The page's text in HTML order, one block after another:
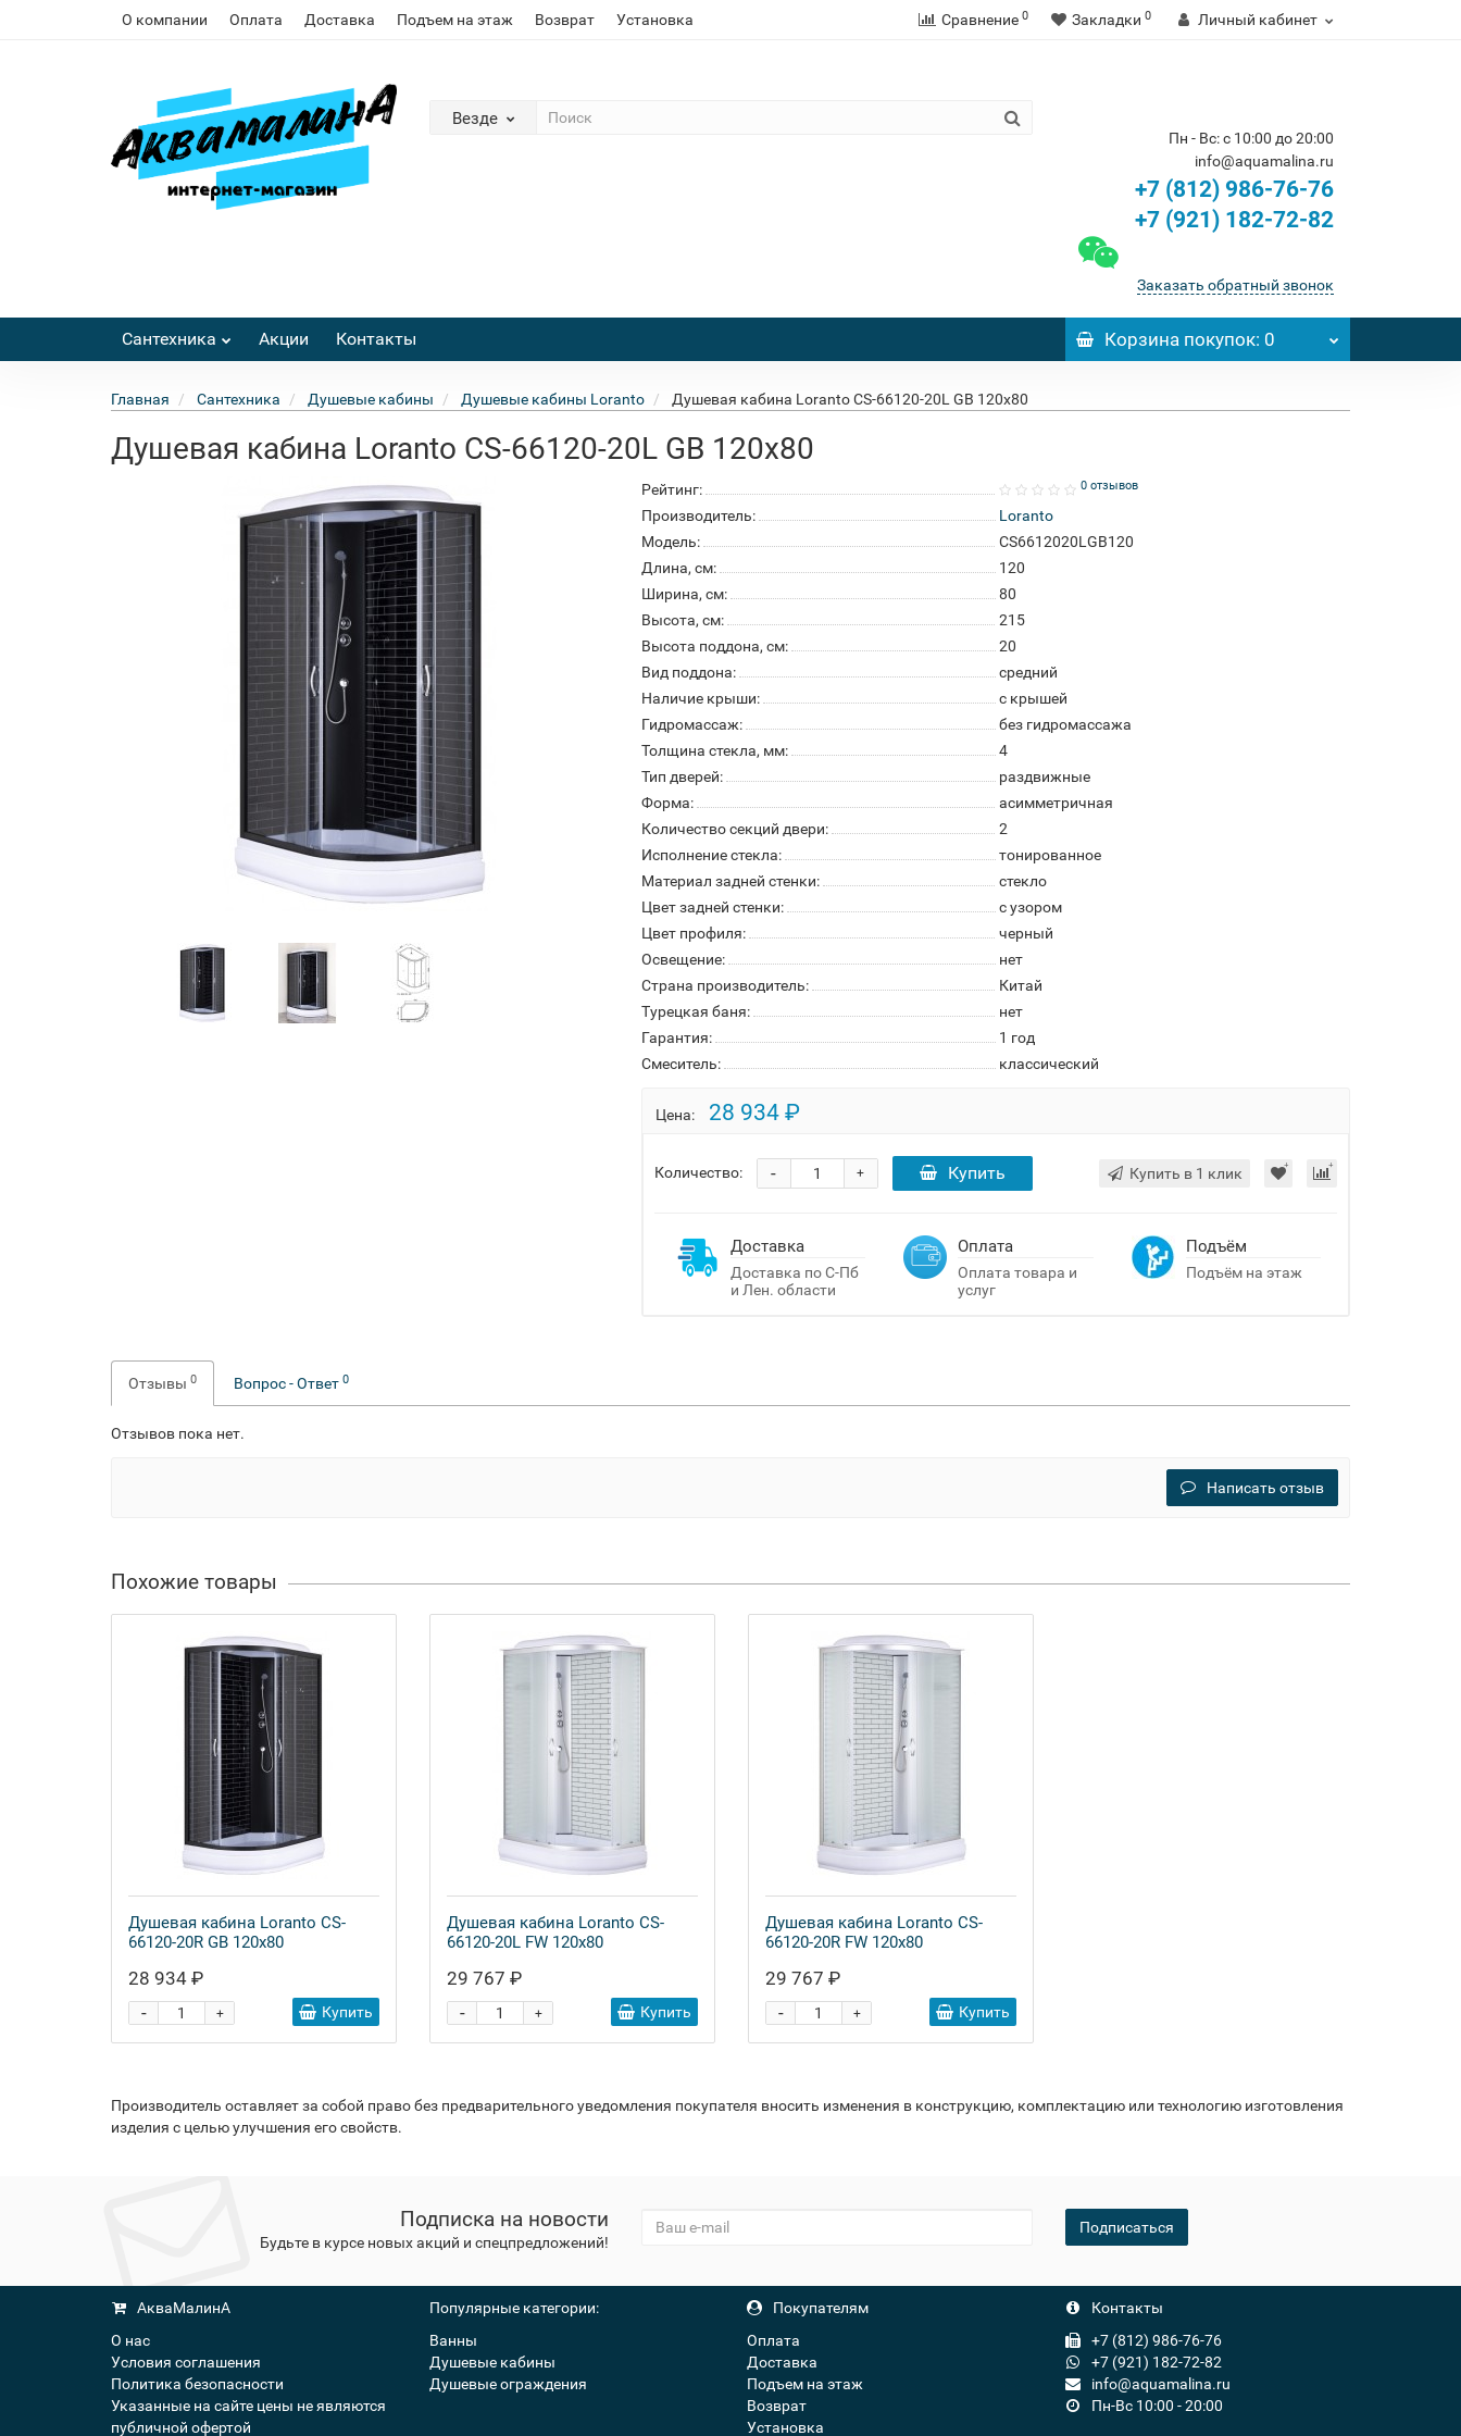
О компании Оплата Доставка Подъем на этаж Возврат Установка Сравнение 0 Закладки 0 Личный кабинет
Везде
Пн - Вс: с 10:00 до 20:00
info@aquamalina.ru
+7 (812) 986-76-76
+7 (921) 182-72-82
Заказать обратный звонок
Сантехника Акции Контакты Корзинапокупок: 0
Главная Сантехника Душевые кабины Душевые кабины Loranto Душевая кабина Loranto CS-66120-20L GB 120x80
Душевая кабина Loranto CS-66120-20L GB 120x80
Рейтинг: 0 отзывов
Производитель:
Loranto
Модель:
CS6612020LGB120
Длина, см:
120
Ширина, см:
80
Высота, см:
215
Высота поддона, см:
20
Вид поддона:
средний
Наличие крыши:
с крышей
Гидромассаж:
без гидромассажа
Толщина стекла, мм:
4
Тип дверей:
раздвижные
Форма:
асимметричная
Количество секций двери:
2
Исполнение стекла:
тонированное
Материал задней стенки:
стекло
Цвет задней стенки:
с узором
Цвет профиля:
черный
Освещение:
нет
Страна производитель:
Китай
Турецкая баня:
нет
Гарантия:
1 год
Смеситель:
классический
Цена: 28 934 ₽
Количество: +
- Купить Купить в 1 клик
Доставка
Доставка по С-Пб
и Лен. области
Оплата
Оплата товара и
услуг
Подъём
Подъём на этаж
Отзывы 0 Вопрос - Ответ 0
Отзывов пока нет.
Написать отзыв
Похожие товары
Душевая кабина Loranto CS-
66120-20R GB 120x80
28 934 ₽
+
- Купить
Душевая кабина Loranto CS-
66120-20L FW 120x80
29 767 ₽
+
- Купить
Душевая кабина Loranto CS-
66120-20R FW 120x80
29 767 ₽
+
- Купить
Производитель оставляет за собой право без предварительного уведомления покупателя вносить изменения в конструкцию, комплектацию или технологию изготовления
изделия с целью улучшения его свойств.
Подписка на новости
Будьте в курсе новых акций и спецпредложений!
Подписаться
АкваМалинА
О нас
Условия соглашения
Политика безопасности
Указанные на сайте цены не являются
публичной офертой
Популярные категории:
Ванны
Душевые кабины
Душевые ограждения
Покупателям
Оплата
Доставка
Подъем на этаж
Возврат
Установка
Контакты
+7 (812) 986-76-76
+7 (921) 182-72-82
info@aquamalina.ru
Пн-Вс 10:00 - 20:00